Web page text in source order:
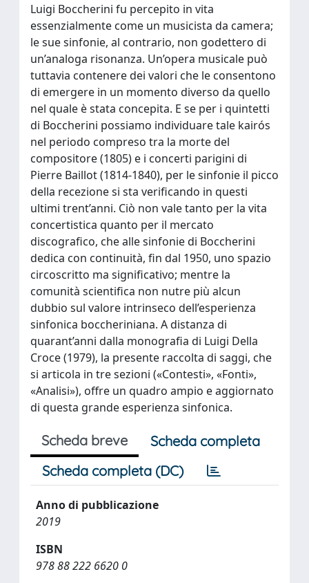
Luigi Boccherini fu percepito in vita
essenzialmente come un musicista da camera;
le sue sinfonie, al contrario, non godettero di
un’analoga risonanza. Un’opera musicale può
tuttavia contenere dei valori che le consentono
di emergere in un momento diverso da quello
nel quale è stata concepita. E se per i quintetti
di Boccherini possiamo individuare tale kairós
nel periodo compreso tra la morte del
compositore (1805) e i concerti parigini di
Pierre Baillot (1814-1840), per le sinfonie il picco
della recezione si sta verificando in questi
ultimi trent’anni. Ciò non vale tanto per la vita
concertistica quanto per il mercato
discografico, che alle sinfonie di Boccherini
dedica con continuità, fin dal 1950, uno spazio
circoscritto ma significativo; mentre la
comunità scientifica non nutre più alcun
dubbio sul valore intrinseco dell’esperienza
sinfonica boccheriniana. A distanza di
quarant’anni dalla monografia di Luigi Della
Croce (1979), la presente raccolta di saggi, che
si articola in tre sezioni («Contesti», «Fonti»,
«Analisi»), offre un quadro ampio e aggiornato
di questa grande esperienza sinfonica.
Scheda breve
Scheda completa
Scheda completa (DC)
Anno di pubblicazione
2019
ISBN
978 88 222 6620 0